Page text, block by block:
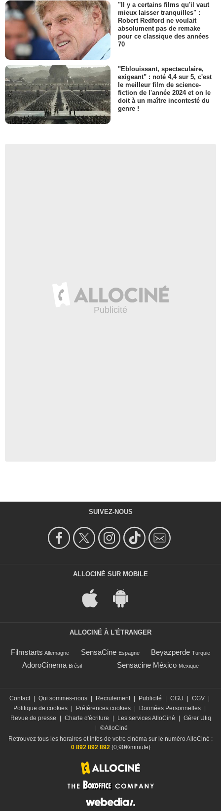
"Il y a certains films qu'il vaut
mieux laisser tranquilles" :
Robert Redford ne voulait
absolument pas de remake
pour ce classique des années
70
"Eblouissant, spectaculaire,
exigeant" : noté 4,4 sur 5, c'est
le meilleur film de science-
fiction de l'année 2024 et on le
doit à un maître incontesté du
genre !
SUIVEZ-NOUS
ALLOCINÉ SUR MOBILE
ALLOCINÉ À L'ÉTRANGER
Filmstarts Allemagne SensaCine Espagne Beyazperde Turquie
AdoroCinema Brésil Sensacine México Mexique
Contact Qui sommes-nous Recrutement Publicité CGU CGV
Politique de cookies
Préférences cookies Données Personnelles
Revue de presse
Charte d'écriture Les services AlloCiné
Gérer Utiq
©AlloCiné
Retrouvez tous les horaires et infos de votre cinéma sur le numéro AlloCiné :
0 892 892 892(0,90€/minute)